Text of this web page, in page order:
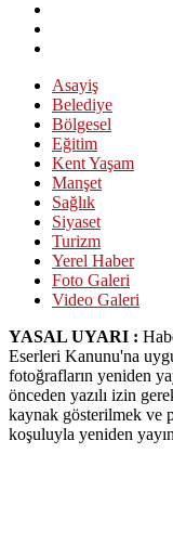
Asayiş
Belediye
Bölgesel
Eğitim
Kent Yaşam
Manşet
Sağlık
Siyaset
Turizm
Yerel Haber
Foto Galeri
Video Galeri
YASAL UYARI :
Eserleri Kanunu'na
fotoğrafların yeniden
önceden yazılı izin
kaynak gösterilmek ve
koşuluyla yeniden